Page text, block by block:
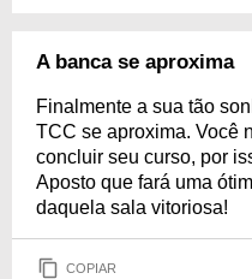
A banca se aproxima
Finalmente a sua tão
TCC se aproxima. Você
concluir seu curso, por
Aposto que fará uma
daquela sala vitoriosa!
COPIAR